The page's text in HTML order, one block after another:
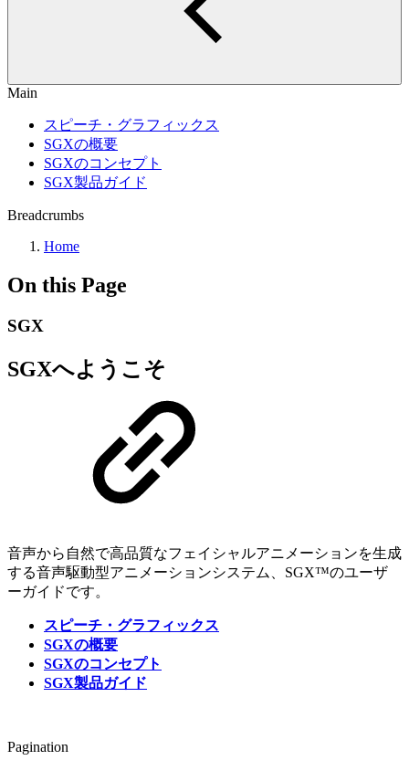
Main
スピーチ・グラフィックス
SGXの概要
SGXのコンセプト
SGX製品ガイド
Breadcrumbs
Home
On this Page
SGX
SGXへようこそ
音声から自然で高品質なフェイシャルアニメーションを生成
する音声駆動型アニメーションシステム、SGX™のユーザ
ーガイドです。
スピーチ・グラフィックス
SGXの概要
SGXのコンセプト
SGX製品ガイド
Pagination